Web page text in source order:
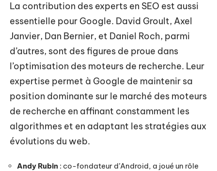
La contribution des experts en SEO est aussi
essentielle pour Google. David Groult, Axel
Janvier, Dan Bernier, et Daniel Roch, parmi
d’autres, sont des figures de proue dans
l’optimisation des moteurs de recherche. Leur
expertise permet à Google de maintenir sa
position dominante sur le marché des moteurs
de recherche en affinant constamment les
algorithmes et en adaptant les stratégies aux
évolutions du web.
Andy Rubin : co-fondateur d’Android, a joué un rôle